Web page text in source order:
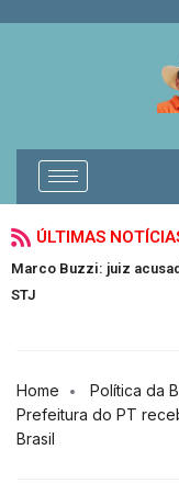
ÚLTIMAS
Marco Buzzi: juiz
STJ
Home
Política da
Prefeitura do PT
Brasil